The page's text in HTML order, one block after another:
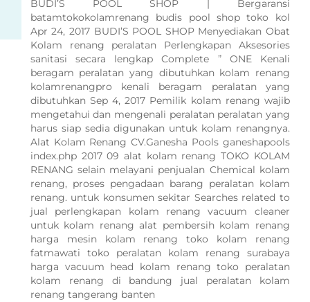
BUDI’S POOL SHOP | Bergaransi
batamtokokolamrenang budis pool shop toko kol
Apr 24, 2017 BUDI’S POOL SHOP Menyediakan Obat
Kolam renang peralatan Perlengkapan Aksesories
sanitasi secara lengkap Complete ” ONE Kenali
beragam peralatan yang dibutuhkan kolam renang
kolamrenangpro kenali beragam peralatan yang
dibutuhkan Sep 4, 2017 Pemilik kolam renang wajib
mengetahui dan mengenali peralatan peralatan yang
harus siap sedia digunakan untuk kolam renangnya.
Alat Kolam Renang CV.Ganesha Pools ganeshapools
index.php 2017 09 alat kolam renang TOKO KOLAM
RENANG selain melayani penjualan Chemical kolam
renang, proses pengadaan barang peralatan kolam
renang. untuk konsumen sekitar Searches related to
jual perlengkapan kolam renang vacuum cleaner
untuk kolam renang alat pembersih kolam renang
harga mesin kolam renang toko kolam renang
fatmawati toko peralatan kolam renang surabaya
harga vacuum head kolam renang toko peralatan
kolam renang di bandung jual peralatan kolam
renang tangerang banten